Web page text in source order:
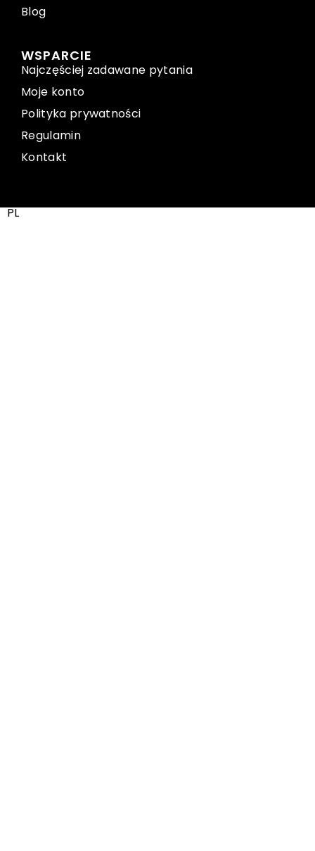
Blog
WSPARCIE
Najczęściej zadawane pytania
Moje konto
Polityka prywatności
Regulamin
Kontakt
PL